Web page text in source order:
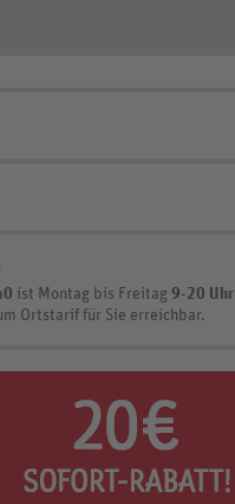
ist Montag bis Freitag 9-20 Uhr
Ortstarif für Sie erreichbar.